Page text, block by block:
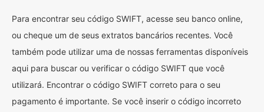
Para encontrar seu código SWIFT, acesse seu banco online,
ou cheque um de seus extratos bancários recentes. Você
também pode utilizar uma de nossas ferramentas disponíveis
aqui para buscar ou verificar o código SWIFT que você
utilizará. Encontrar o código SWIFT correto para o seu
pagamento é importante. Se você inserir o código incorreto